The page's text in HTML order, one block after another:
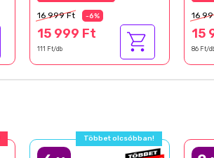
16 999 Ft -6%
15 999 Ft
111 Ft/db
16
15
86 Ft/
Többet olcsóbban!